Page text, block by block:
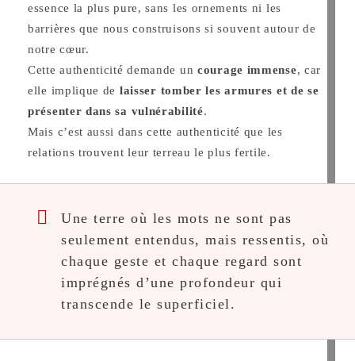
essence la plus pure, sans les ornements ni les
barrières que nous construisons si souvent autour de
notre cœur.
Cette authenticité demande un courage immense, car
elle implique de laisser tomber les armures et de se
présenter dans sa vulnérabilité.
Mais c’est aussi dans cette authenticité que les
relations trouvent leur terreau le plus fertile.
Une terre où les mots ne sont pas
seulement entendus, mais ressentis, où
chaque geste et chaque regard sont
imprégnés d’une profondeur qui
transcende le superficiel.